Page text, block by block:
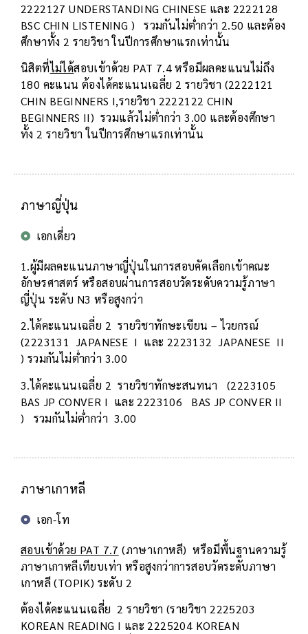
2222127 UNDERSTANDING CHINESE และ 2222128
BSC CHIN LISTENING ) รวมกันไม่ต่ำกว่า 2.50 และต้อง
ศึกษาทั้ง 2 รายวิชา ในปีการศึกษาแรกเท่านั้น
นิสิตที่ไม่ได้สอบเข้าด้วย PAT 7.4 หรือมีผลคะแนนไม่ถึง
180 คะแนน ต้องได้คะแนนเฉลี่ย 2 รายวิชา (2222121
CHIN BEGINNERS I,รายวิชา 2222122 CHIN
BEGINNERS II) รวมแล้วไม่ต่ำกว่า 3.00 และต้องศึกษา
ทั้ง 2 รายวิชา ในปีการศึกษาแรกเท่านั้น
ภาษาญี่ปุ่น
เอกเดี่ยว
1.ผู้มีผลคะแนนภาษาญี่ปุ่นในการสอบคัดเลือกเข้าคณะ
อักษรศาสตร์ หรือสอบผ่านการสอบวัดระดับความรู้ภาษา
ญี่ปุ่น ระดับ N3 หรือสูงกว่า
2.ได้คะแนนเฉลี่ย 2 รายวิชาทักษะเขียน – ไวยกรณ์
(2223131 JAPANESE I และ 2223132 JAPANESE II
) รวมกันไม่ต่ำกว่า 3.00
3.ได้คะแนนเฉลี่ย 2 รายวิชาทักษะสนทนา (2223105
BAS JP CONVER I และ 2223106 BAS JP CONVER II
) รวมกันไม่ต่ำกว่า 3.00
ภาษาเกาหลี
เอก-โท
สอบเข้าด้วย PAT 7.7 (ภาษาเกาหลี) หรือมีพื้นฐานความรู้
ภาษาเกาหลีเทียบเท่า หรือสูงกว่าการสอบวัดระดับภาษา
เกาหลี (TOPIK) ระดับ 2
ต้องได้คะแนนเฉลี่ย 2 รายวิชา (รายวิชา 2225203
KOREAN READING I และ 2225204 KOREAN